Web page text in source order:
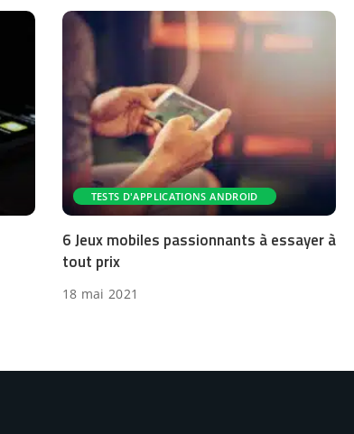
TESTS D'APPLICATIONS ANDROID
6 Jeux mobiles passionnants à essayer à
tout prix
18 mai 2021